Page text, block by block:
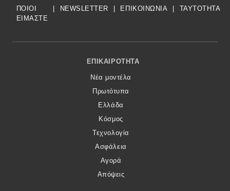
ΠΟΙΟΙ
ΕΙΜΑΣΤΕ
| NEWSLETTER | ΕΠΙΚΟΙΝΩΝΙΑ | TAYTOTHTA
Footer Menu
ΕΠΙΚΑΙΡΌΤΗΤΑ
Νέα μοντέλα
Πρωτότυπα
Ελλάδα
Κόσμος
Τεχνολογία
Ασφάλεια
Αγορά
Απόψεις